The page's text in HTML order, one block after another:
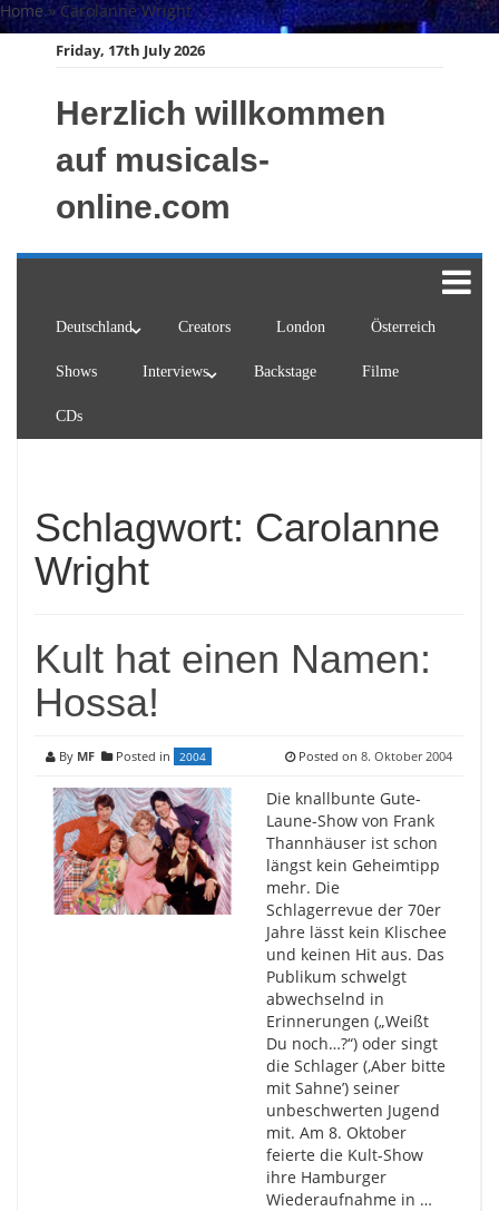
Skip
to
Home» Carolanne Wright
Friday, 17th July 2026
Herzlich willkommen
auf musicals-
online.com
Deutschland Creators London Österreich
Shows Interviews Backstage Filme
CDs
Schlagwort: Carolanne
Wright
Kult hat einen Namen:
Hossa!
By MF Posted in 2004 Posted on 8. Oktober 2004
Die knallbunte Gute-
Laune-Show von Frank
Thannhäuser ist schon
längst kein Geheimtipp
mehr. Die
Schlagerrevue der 70er
Jahre lässt kein Klischee
und keinen Hit aus. Das
Publikum schwelgt
abwechselnd in
Erinnerungen („Weißt
Du noch…?“) oder singt
die Schlager (‚Aber bitte
mit Sahne’) seiner
unbeschwerten Jugend
mit. Am 8. Oktober
feierte die Kult-Show
ihre Hamburger
Wiederaufnahme in …